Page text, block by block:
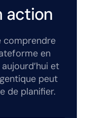
action
comprendre
en
et
peut
de planifier.